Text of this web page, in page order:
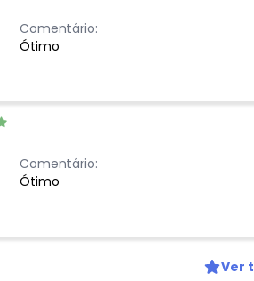
Comentário:
Ótimo
Comentário:
Ótimo
Ver